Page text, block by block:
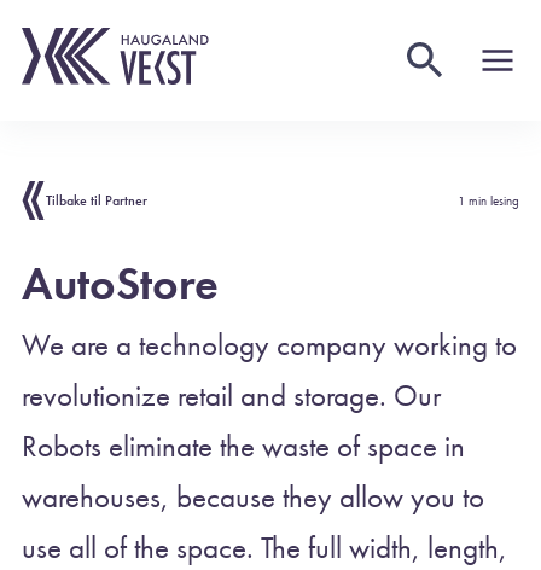
Tilbake til Partner 1 min lesing
AutoStore
We are a technology company working to
revolutionize retail and storage. Our
Robots eliminate the waste of space in
warehouses, because they allow you to
use all of the space. The full width, length,